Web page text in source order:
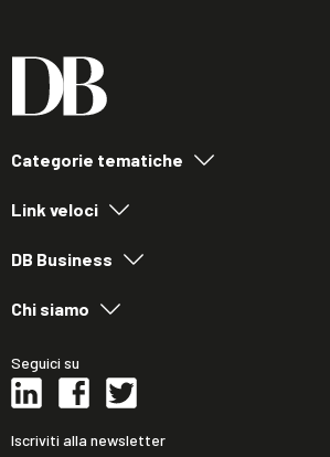
Categorie tematiche
Link veloci
DB Business
Chi siamo
Seguici su
Iscriviti alla newsletter